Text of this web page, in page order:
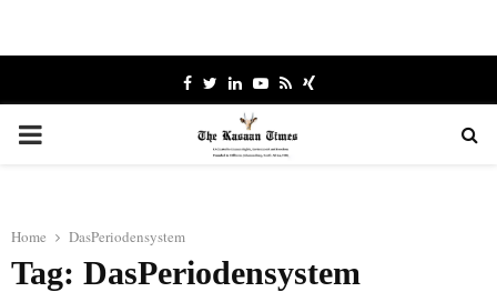
Facebook
TwitterLinkedinYoutube
RssXing
PRIMARY
Home DasPeriodensystem
Tag: DasPeriodensystem